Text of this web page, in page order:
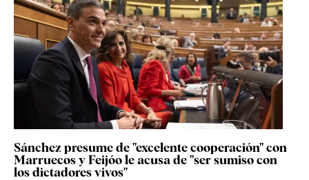
Sánchez presume de "excelente cooperación" con
Marruecos y Feijóo le acusa de "ser sumiso con
los dictadores vivos"